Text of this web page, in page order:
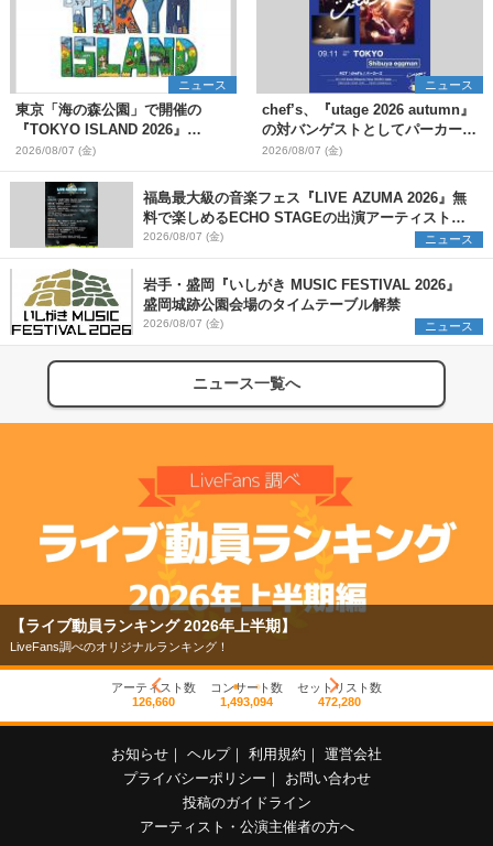
ニュース
東京「海の森公園」で開催の
『TOKYO ISLAND 2026』
BIGMAMA、flumpoolら第3弾出
演者7組を発表 ワークショッ
プ・アート出展者を募集
2026/08/07 (金)
ニュース
chef’s、『utage 2026 autumn』
の対バンゲストとしてパーカーズ
を発表
2026/08/07 (金)
福島最大級の音楽フェス『LIVE AZUMA 2026』無
料で楽しめるECHO STAGEの出演アーティストを
発表
2026/08/07 (金) ニュース
岩手・盛岡『いしがき MUSIC FESTIVAL 2026』
盛岡城跡公園会場のタイムテーブル解禁
2026/08/07 (金) ニュース
ニュース一覧へ
【ライブ動員ランキング 2026年上半期】
LiveFans調べのオリジナルランキング！
アーティスト数
126,660
コンサート数
1,493,094
セットリスト数
472,280
お知らせ ｜ ヘルプ｜ 利用規約 ｜ 運営会社
プライバシーポリシー ｜
お問い合わせ
投稿のガイドライン
アーティスト・公演主催者の方へ